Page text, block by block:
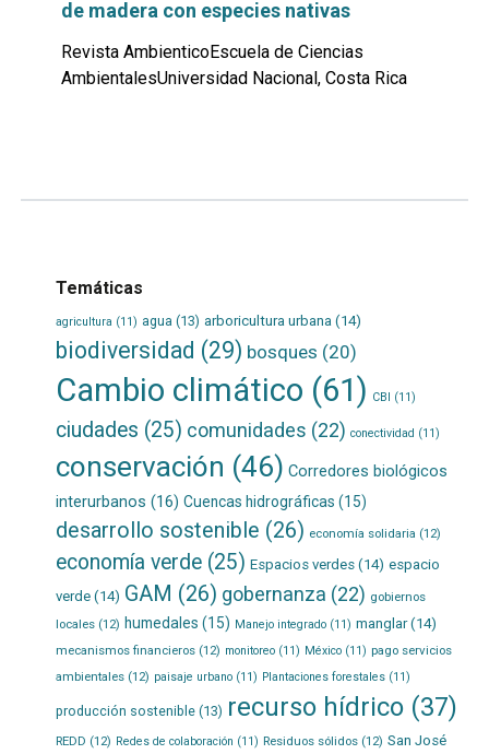
de madera con especies nativas
Revista AmbienticoEscuela de Ciencias
AmbientalesUniversidad Nacional, Costa Rica
Temáticas
agricultura (11) agua (13) arboricultura urbana(14)
biodiversidad (29) bosques (20)
Cambio climático (61) CBI (11)
ciudades (25) comunidades (22) conectividad (11)
conservación (46) Corredores biológicos
interurbanos (16) Cuencas hidrográficas (15)
desarrollo sostenible (26) economía solidaria (12)
economía verde(25) Espacios verdes(14) espacio
verde(14) GAM (26) gobernanza (22) gobiernos
locales(12) humedales (15) Manejo integrado(11) manglar(14)
mecanismos financieros(12) monitoreo(11) México(11) pago servicios
ambientales(12) paisaje urbano(11) Plantaciones forestales(11)
producción sostenible(13) recurso hídrico(37)
REDD (12) Redes de colaboración (11) Residuos sólidos(12) San José